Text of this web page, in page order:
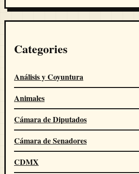
Categories
Análisis y Coyuntura
Animales
Cámara de Diputados
Cámara de Senadores
CDMX